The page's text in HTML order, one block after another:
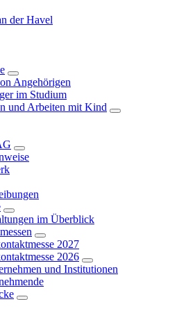
der Havel
Angehörigen
im Studium
und Arbeiten mit Kind
im Überblick
2027
2026
und Institutionen